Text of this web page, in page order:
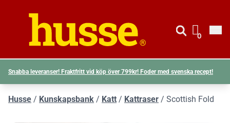
Husse logotyp
Gå till
Visa
0
Snabba leveranser! Fraktfritt vid köp över 799kr! Foder med svenska recept!
Husse / Kunskapsbank / Katt / Kattraser / Scottish Fold